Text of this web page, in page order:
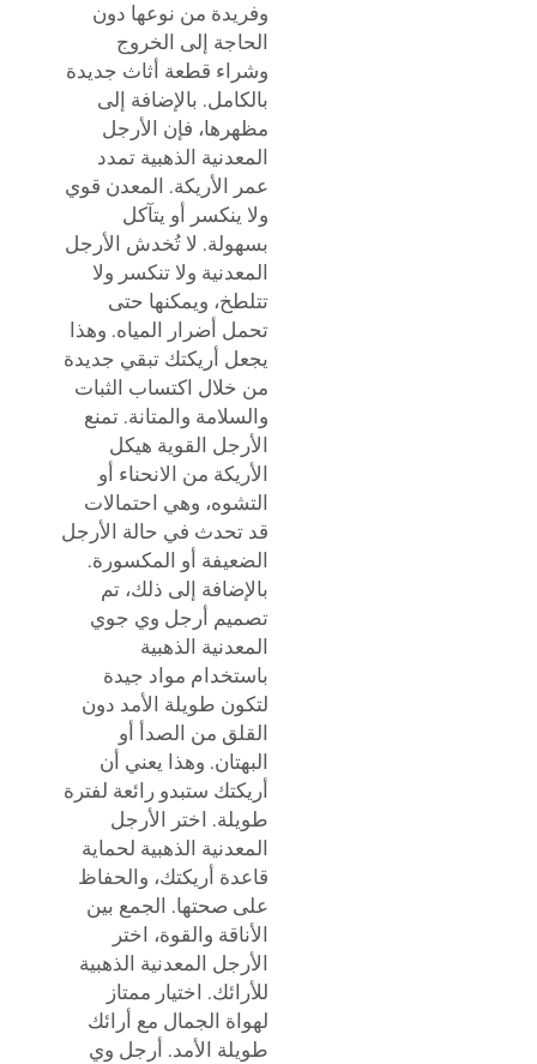
وفريدة من نوعها دون
الحاجة إلى الخروج
وشراء قطعة أثاث جديدة
بالكامل. بالإضافة إلى
مظهرها، فإن الأرجل
المعدنية الذهبية تمدد
عمر الأريكة. المعدن قوي
ولا ينكسر أو يتآكل
بسهولة. لا تُخدش الأرجل
المعدنية ولا تنكسر ولا
تتلطخ، ويمكنها حتى
تحمل أضرار المياه. وهذا
يجعل أريكتك تبقي جديدة
من خلال اكتساب الثبات
والسلامة والمتانة. تمنع
الأرجل القوية هيكل
الأريكة من الانحناء أو
التشوه، وهي احتمالات
قد تحدث في حالة الأرجل
الضعيفة أو المكسورة.
بالإضافة إلى ذلك، تم
تصميم أرجل وي جوي
المعدنية الذهبية
باستخدام مواد جيدة
لتكون طويلة الأمد دون
القلق من الصدأ أو
البهتان. وهذا يعني أن
أريكتك ستبدو رائعة لفترة
طويلة. اختر الأرجل
المعدنية الذهبية لحماية
قاعدة أريكتك، والحفاظ
على صحتها. الجمع بين
الأناقة والقوة، اختر
الأرجل المعدنية الذهبية
للأرائك. اختيار ممتاز
لهواة الجمال مع أرائك
طويلة الأمد. أرجل وي